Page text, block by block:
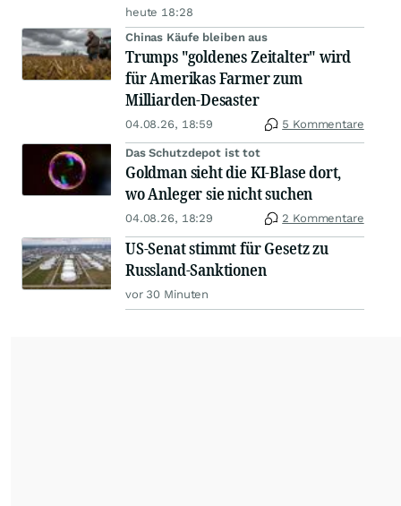
heute 18:28
Chinas Käufe bleiben aus
Trumps "goldenes Zeitalter" wird
für Amerikas Farmer zum
Milliarden-Desaster
04.08.26, 18:59 5 Kommentare
Das Schutzdepot ist tot
Goldman sieht die KI-Blase dort,
wo Anleger sie nicht suchen
04.08.26, 18:29 2 Kommentare
US-Senat stimmt für Gesetz zu
Russland-Sanktionen
vor 30 Minuten